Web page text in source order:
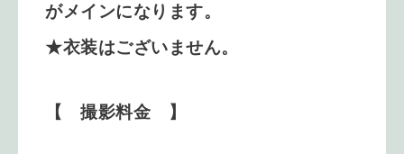
がメインになります。
★衣装はございません。
【 撮影料金 】